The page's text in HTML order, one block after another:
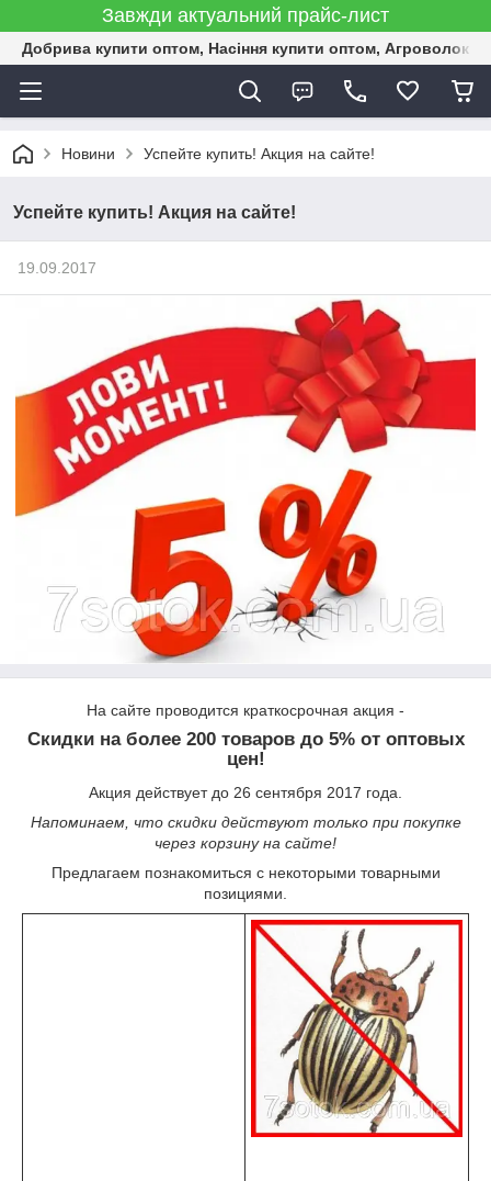
Завжди актуальний прайс-лист
Добрива купити оптом, Насіння купити оптом,
Новини Успейте купить! Акция на сайте!
Успейте купить! Акция на сайте!
19.09.2017
На сайте проводится краткосрочная акция -
Скидки на более 200 товаров до 5% от оптовых
цен!
Акция действует до 26 сентября 2017 года.
Напоминаем, что скидки действуют только при покупке
через корзину на сайте!
Предлагаем познакомиться с некоторыми товарными
позициями.